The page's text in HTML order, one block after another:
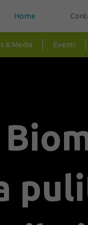
Home
& Media Eventi